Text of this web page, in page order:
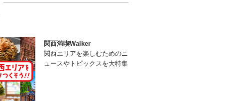
関西満喫Walker
関西エリアを楽しむためのニ
ュースやトピックスを大特集